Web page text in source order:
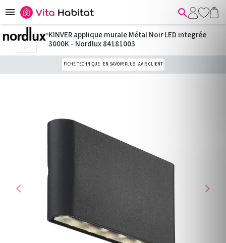
 
chevron_left chevron_right
KINVER applique murale Métal Noir LED integrée
3000K - Nordlux 84181003
FICHE TECHNIQUE EN SAVOIR PLUS AVIS CLIENT